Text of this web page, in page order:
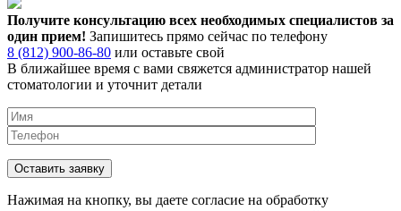
Получите консультацию всех необходимых специалистов за
один прием! Запишитесь прямо сейчас по телефону
8 (812) 900-86-80 или оставьте свой
В ближайшее время с вами свяжется администратор нашей
стоматологии и уточнит детали
Нажимая на кнопку, вы даете согласие на обработку